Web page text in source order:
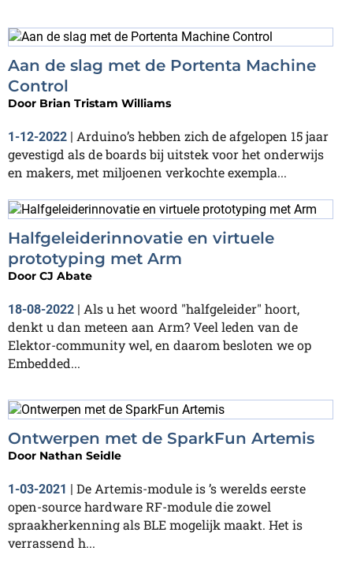
Aan de slag met de Portenta Machine
Control
Door Brian Tristam Williams
1-12-2022
Arduino’s hebben zich de afgelopen 15 jaar
gevestigd als de boards bij uitstek voor het onderwijs
en makers, met miljoenen verkochte exempla...
Halfgeleiderinnovatie en virtuele
prototyping met Arm
Door CJ Abate
18-08-2022 | Als u het woord "halfgeleider" hoort,
denkt u dan meteen aan Arm? Veel leden van de
Elektor-community wel, en daarom besloten we op
Embedded...
Ontwerpen met de SparkFun Artemis
Door Nathan Seidle
1-03-2021 | De Artemis-module is ’s werelds eerste
open-source hardware RF-module die zowel
spraakherkenning als BLE mogelijk maakt. Het is
verrassend h...